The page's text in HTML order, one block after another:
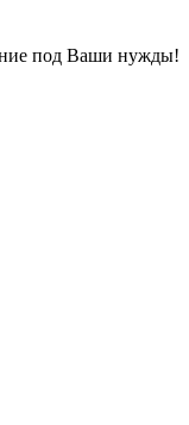
под Ваши нужды!